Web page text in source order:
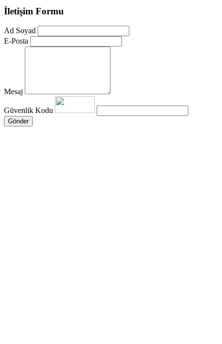
İletişim Formu
Ad Soyad
E-Posta
Mesaj
Güvenlik Kodu
Gönder